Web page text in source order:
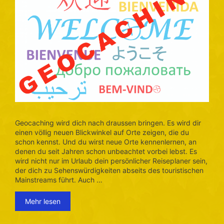
Geocaching wird dich nach draussen bringen. Es wird dir
einen völlig neuen Blickwinkel auf Orte zeigen, die du
schon kennst. Und du wirst neue Orte kennenlernen, an
denen du seit Jahren schon unbeachtet vorbei lebst. Es
wird nicht nur im Urlaub dein persönlicher Reiseplaner sein,
der dich zu Sehenswürdigkeiten abseits des touristischen
Mainstreams führt. Auch …
Mehr lesen